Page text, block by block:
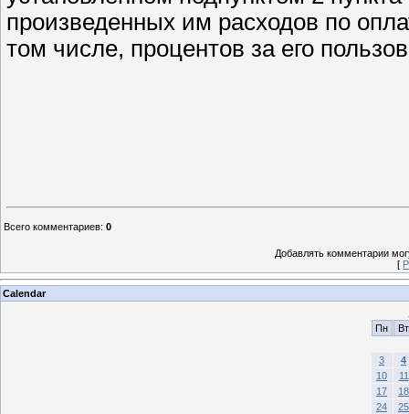
произведенных им расходов по
том числе, процентов за его
Всего комментариев: 0
Добавлять комментарии
[
Calendar
Пн
Вт
3
4
10
11
17
18
24
25